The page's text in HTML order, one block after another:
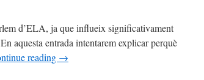
d’ELA, ja que influeix significativament
aquesta entrada intentarem explicar perquè
reading →